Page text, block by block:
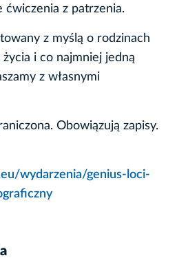
ćwiczenia z patrzenia.
z myślą o rodzinach
i co najmniej jedną
z własnymi
Obowiązują zapisy.
wydarzenia/genius-loci-